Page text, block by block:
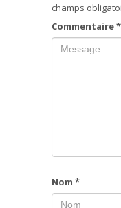
champs
Commentaire*
Nom *